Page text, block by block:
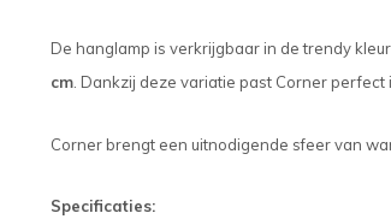
De hanglamp is verkrijgbaar in de trendy
cm. Dankzij deze variatie past Corner
Corner brengt een uitnodigende sfeer van
Specificaties: